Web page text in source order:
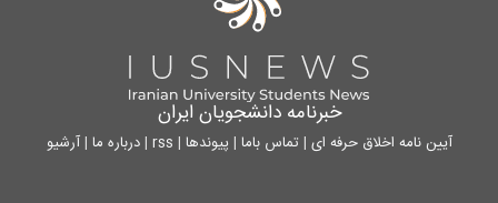
خبرنامه دانشجویان ایران
آیین نامه اخلاق حرفه ای | تماس باما | پیوندها |
rss
|درباره ما |آرشیو